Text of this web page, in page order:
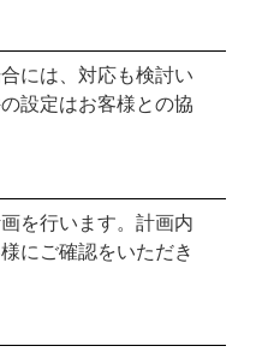
には、対応も検討い
設定はお客様との協
を行います。計画内
にご確認をいただき